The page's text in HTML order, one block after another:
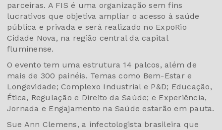
parceiras. A FIS é uma organização sem fins
lucrativos que objetiva ampliar o acesso à saúde
pública e privada e será realizado no ExpoRio
Cidade Nova, na região central da capital
fluminense.
O evento tem uma estrutura 14 palcos, além de
mais de 300 painéis. Temas como Bem-Estar e
Longevidade; Complexo Industrial e P&D; Educação,
Ética, Regulação e Direito da Saúde; e Experiência,
Jornada e Engajamento na Saúde estarão em pauta.
Sue Ann Clemens, a infectologista brasileira que